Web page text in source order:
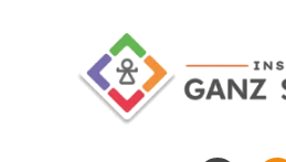
INCENTIVO AOS PACIENTES